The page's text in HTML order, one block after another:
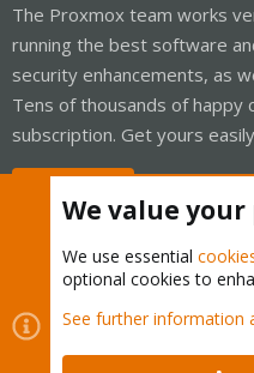
The Proxmox team works
running the best software
security enhancements, as
Tens of thousands of happy
subscription. Get yours
Cookies
Proxmox
Contact us
Terms and rules
We value
We use essential
optional cookies to
See further information